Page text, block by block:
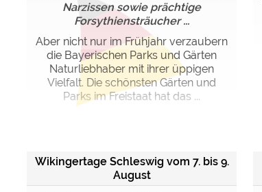
Narzissen sowie prächtige
Forsythiensträucher ...
Aber nicht nur im Frühjahr verzaubern
die Bayerischen Parks und Gärten
Naturliebhaber mit ihrer üppigen
Vielfalt. Die schönsten Gärten und
Parks im Freistaat hat das ...
Wikingertage Schleswig vom 7. bis 9.
August